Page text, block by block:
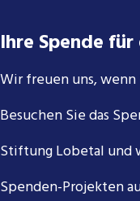
Ihre Spende für
Wir freuen uns,
Besuchen Sie das
Stiftung Lobetal und
Spenden-Projekten